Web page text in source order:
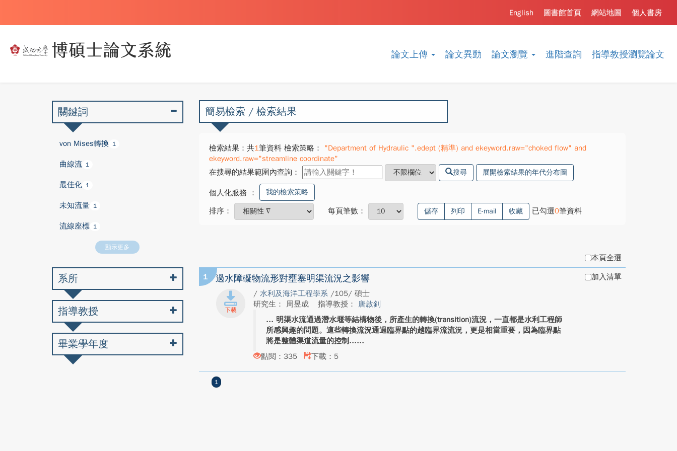
論文上傳 論文異動 論文瀏覽 進階查詢 指導教授瀏覽論文
個人書房
網站地圖
圖書館首頁
English
簡易檢索 / 檢索結果
檢索結果：共1筆資料 檢索策略：
"Department of Hydraulic ".edept (精準) and ekeyword.raw="choked flow" and
ekeyword.raw="streamline coordinate"
在搜尋的結果範圍內查詢：
搜尋 展開檢索結果的年代分布圖
個人化服務 ： 我的檢索策略
排序： 每頁筆數： 儲存 列印 E-mail 收藏 已勾選0筆資料
本頁全選
1 過水障礙物流形對壅塞明渠流況之影響
/ 水利及海洋工程學系 /105/ 碩士
研究生： 周昱成
指導教授： 唐啟釗
明渠水流通過潛水堰等結構物後，所產生的轉換(transition)流況，一直都是水利工程師
所感興趣的問題。這些轉換流況通過臨界點的越臨界流流況，更是相當重要，因為臨界點
將是整體渠道流量的控制...
點閱：335
下載：5
加入清單
1
關鍵詞
von Mises轉換 1
曲線流 1
最佳化 1
未知流量 1
流線座標 1
顯示更多
系所
指導教授
畢業學年度